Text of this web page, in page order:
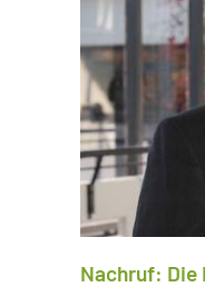
Nachruf: Die